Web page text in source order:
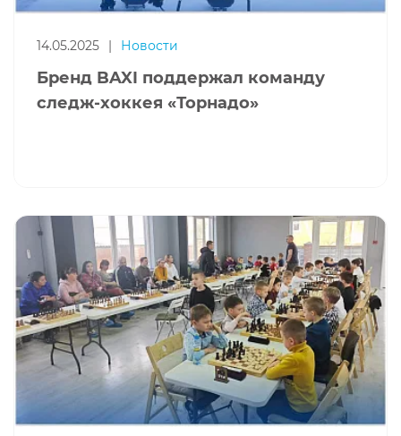
14.05.2025 Новости
Бренд BAXI поддержал команду
следж-хоккея «Торнадо»